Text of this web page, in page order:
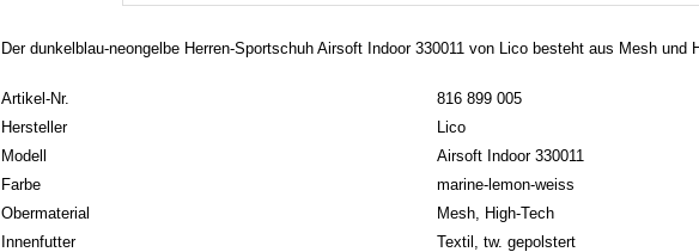
Der dunkelblau-neongelbe Herren-Sportschuh Airsoft Indoor 330011 von Lico besteht aus Mesh und
Artikel-Nr.
816 899 005
Hersteller
Lico
Modell
Airsoft Indoor 330011
Farbe
marine-lemon-weiss
Obermaterial
Mesh, High-Tech
Innenfutter
Textil, tw. gepolstert